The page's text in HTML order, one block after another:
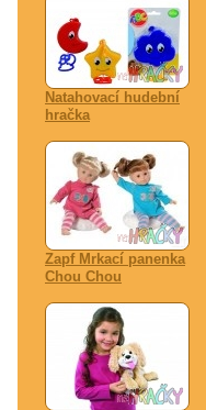
Natahovací hudební
hračka
Zapf Mrkací panenka
Chou Chou